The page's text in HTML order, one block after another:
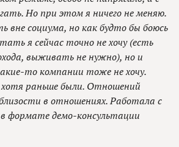
Но при этом я ничего не меняю.
вне социума, но как будто бы боюсь
я сейчас точно не хочу (есть
выживать не нужно), но и
то компании тоже не хочу.
хотя раньше были. Отношений
в отношениях. Работала с
формате демо-консультации